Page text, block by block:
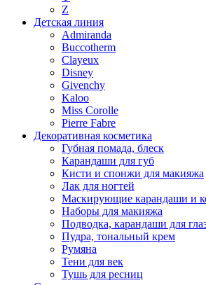
Z
Детская линия
Admiranda
Buccotherm
Clayeux
Disney
Givenchy
Kaloo
Miss Corolle
Pierre Fabre
Декоративная косметика
Губная помада, блеск
Карандаши для губ
Кисти и спонжи для макияжа
Лак для ногтей
Маскирующие карандаши и
Наборы для макияжа
Подводка, карандаши для
Пудра, тональный крем
Румяна
Тени для век
Тушь для ресниц